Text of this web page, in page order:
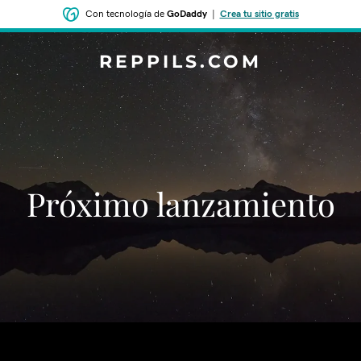
Con tecnología de GoDaddy| Crea tu sitio gratis
REPPILS.COM
‌‌Próximo lanzamiento